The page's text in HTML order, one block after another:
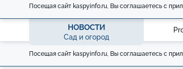
Посещая сайт kaspyinfo.ru, Вы соглашаетесь с
НОВОСТИ
Сад и огород
Посещая сайт kaspyinfo.ru, Вы соглашаетесь с